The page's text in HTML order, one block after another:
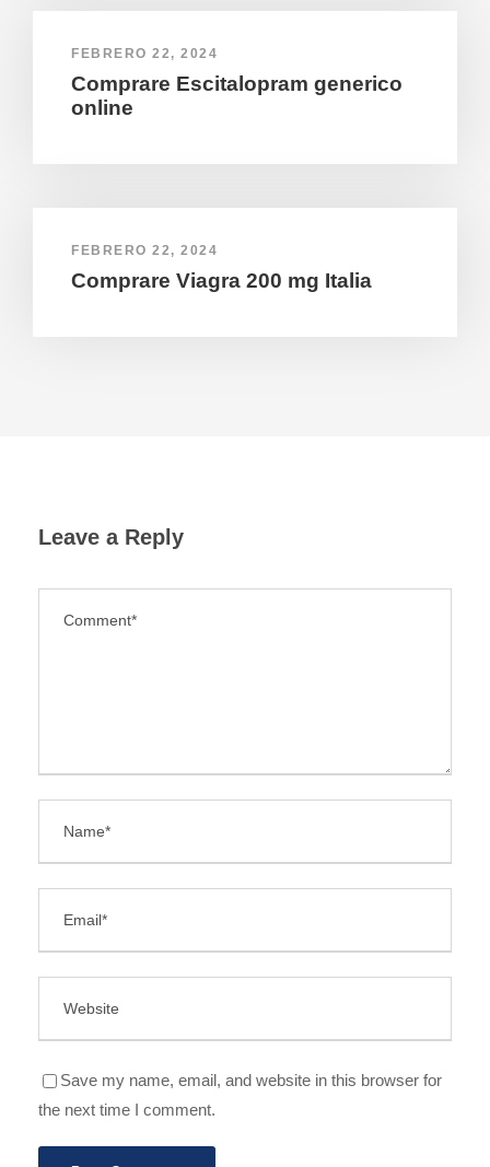
FEBRERO 22, 2024
Comprare Escitalopram generico
online
FEBRERO 22, 2024
Comprare Viagra 200 mg Italia
Leave a Reply
Save my name, email, and website in this browser for
the next time I comment.